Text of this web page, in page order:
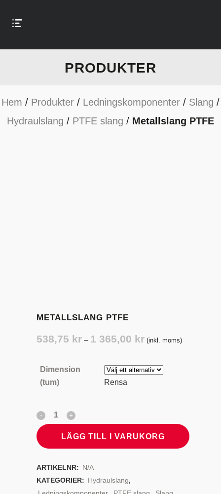
PRODUKTER
Hem / Produkter / Ledningskomponenter / Slang /
Hydraulslang / PTFE slang / Metallslang PTFE
METALLSLANG PTFE
538,75 kr – 1 365,00 krPrisintervall:
till
(inkl. moms)
Dimension
(tum)
Rensa
LÄGG TILL I VARUKORG
ARTIKELNR: N/A
KATEGORIER: Hydraulslang,